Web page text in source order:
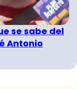
se sabe del
Antonio